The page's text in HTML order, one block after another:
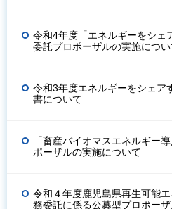
令和4年度「エネルギーをシェ
委託プロポーザルの実施につい
令和3年度エネルギーをシェア
書について
「畜産バイオマスエネルギー
ポーザルの実施について
令和４年度鹿児島県再生可能
務委託に係る公募型プロポー